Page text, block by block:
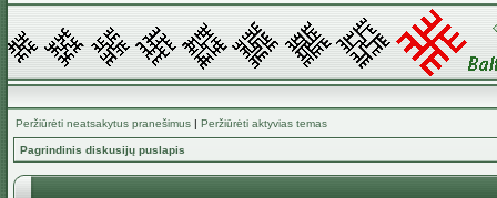
Peržiūrėti neatsakytus pranešimus | Peržiūrėti aktyvias temas
Pagrindinis diskusijų puslapis